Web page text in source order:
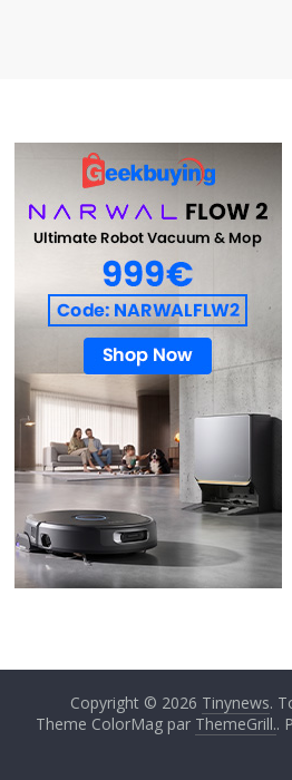
Copyright © 2026 Tinynews.
Theme ColorMag par ThemeGrill..